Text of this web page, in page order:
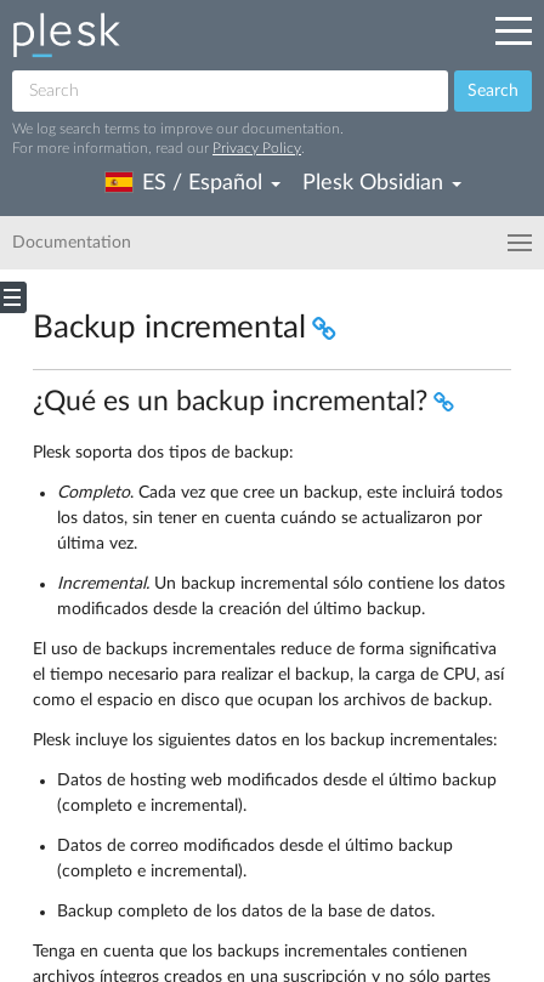
Search
We log search terms to improve our documentation.
For more information, read our Privacy Policy
ES / Español Plesk Obsidian
Documentation
Backup incremental
¿Qué es un backup incremental?
Plesk soporta dos tipos de backup:
Completo. Cada vez que cree un backup, este incluirá todos
los datos, sin tener en cuenta cuándo se actualizaron por
última vez.
Incremental. Un backup incremental sólo contiene los datos
modificados desde la creación del último backup.
El uso de backups incrementales reduce de forma significativa
el tiempo necesario para realizar el backup, la carga de CPU, así
como el espacio en disco que ocupan los archivos de backup.
Plesk incluye los siguientes datos en los backup incrementales:
Datos de hosting web modificados desde el último backup
(completo e incremental).
Datos de correo modificados desde el último backup
(completo e incremental).
Backup completo de los datos de la base de datos.
Tenga en cuenta que los backups incrementales contienen
archivos íntegros creados en una suscripción y no sólo partes